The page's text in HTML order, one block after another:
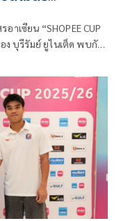
เซียน “SHOPEE CUP
ง บุรีรัมย์ ยูไนเต็ด พบกับ